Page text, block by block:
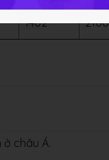
1402 2100
châu Á.